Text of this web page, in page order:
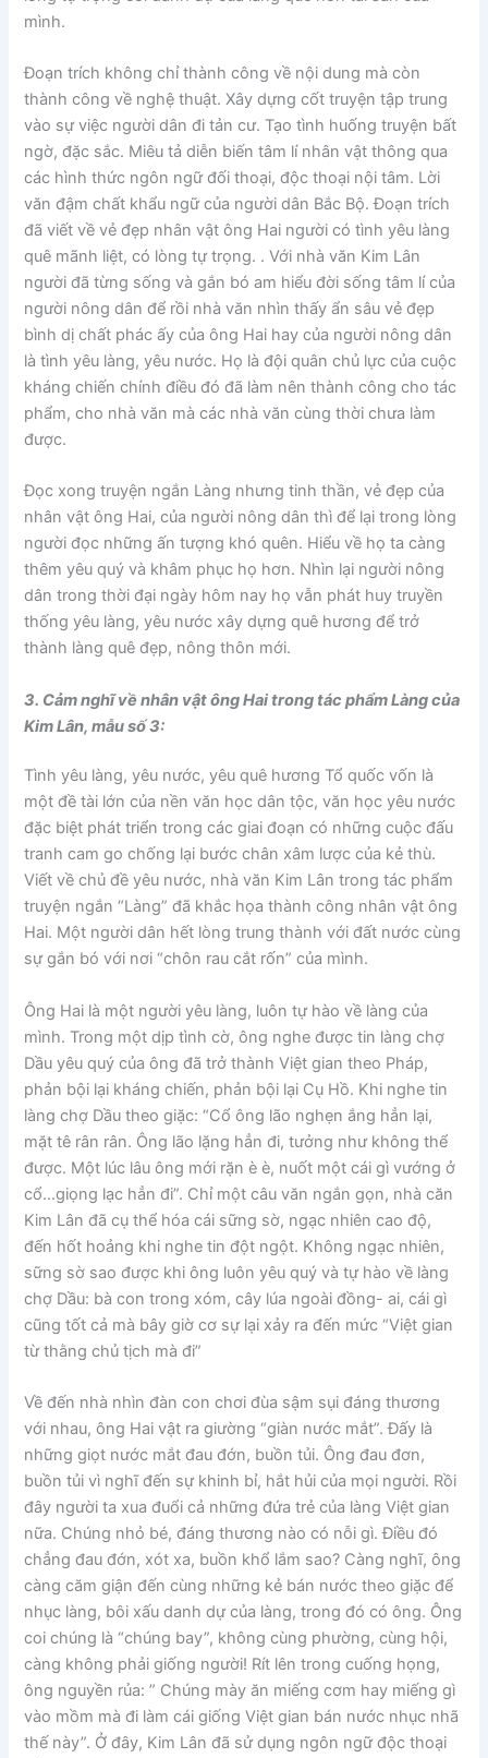
mình.
Đoạn trích không chỉ thành công về nội dung mà còn
thành công về nghệ thuật. Xây dựng cốt truyện tập trung
vào sự việc người dân đi tản cư. Tạo tình huống truyện bất
ngờ, đặc sắc. Miêu tả diễn biến tâm lí nhân vật thông qua
các hình thức ngôn ngữ đối thoại, độc thoại nội tâm. Lời
văn đậm chất khẩu ngữ của người dân Bắc Bộ. Đoạn trích
đã viết về vẻ đẹp nhân vật ông Hai người có tình yêu làng
quê mãnh liệt, có lòng tự trọng. . Với nhà văn Kim Lân
người đã từng sống và gắn bó am hiểu đời sống tâm lí của
người nông dân để rồi nhà văn nhìn thấy ẩn sâu vẻ đẹp
bình dị chất phác ấy của ông Hai hay của người nông dân
là tình yêu làng, yêu nước. Họ là đội quân chủ lực của cuộc
kháng chiến chính điều đó đã làm nên thành công cho tác
phẩm, cho nhà văn mà các nhà văn cùng thời chưa làm
được.
Đọc xong truyện ngắn Làng nhưng tinh thần, vẻ đẹp của
nhân vật ông Hai, của người nông dân thì để lại trong lòng
người đọc những ấn tượng khó quên. Hiểu về họ ta càng
thêm yêu quý và khâm phục họ hơn. Nhìn lại người nông
dân trong thời đại ngày hôm nay họ vẫn phát huy truyền
thống yêu làng, yêu nước xây dựng quê hương để trở
thành làng quê đẹp, nông thôn mới.
3. Cảm nghĩ về nhân vật ông Hai trong tác phẩm Làng của
Kim Lân, mẫu số 3:
Tình yêu làng, yêu nước, yêu quê hương Tổ quốc vốn là
một đề tài lớn của nền văn học dân tộc, văn học yêu nước
đặc biệt phát triển trong các giai đoạn có những cuộc đấu
tranh cam go chống lại bước chân xâm lược của kẻ thù.
Viết về chủ đề yêu nước, nhà văn Kim Lân trong tác phẩm
truyện ngắn “Làng” đã khắc họa thành công nhân vật ông
Hai. Một người dân hết lòng trung thành với đất nước cùng
sự gắn bó với nơi “chôn rau cắt rốn” của mình.
Ông Hai là một người yêu làng, luôn tự hào về làng của
mình. Trong một dịp tình cờ, ông nghe được tin làng chợ
Dầu yêu quý của ông đã trở thành Việt gian theo Pháp,
phản bội lại kháng chiến, phản bội lại Cụ Hồ. Khi nghe tin
làng chợ Dầu theo giặc: “Cổ ông lão nghẹn ắng hẳn lại,
mặt tê rân rân. Ông lão lặng hẳn đi, tưởng như không thể
được. Một lúc lâu ông mới rặn è è, nuốt một cái gì vướng ở
cổ…giọng lạc hẳn đi”. Chỉ một câu văn ngắn gọn, nhà căn
Kim Lân đã cụ thể hóa cái sững sờ, ngạc nhiên cao độ,
đến hốt hoảng khi nghe tin đột ngột. Không ngạc nhiên,
sững sờ sao được khi ông luôn yêu quý và tự hào về làng
chợ Dầu: bà con trong xóm, cây lúa ngoài đồng- ai, cái gì
cũng tốt cả mà bây giờ cơ sự lại xảy ra đến mức “Việt gian
từ thằng chủ tịch mà đi”
Về đến nhà nhìn đàn con chơi đùa sậm sụi đáng thương
với nhau, ông Hai vật ra giường “giàn nước mắt”. Đấy là
những giọt nước mắt đau đớn, buồn tủi. Ông đau đơn,
buồn tủi vì nghĩ đến sự khinh bỉ, hắt hủi của mọi người. Rồi
đây người ta xua đuổi cả những đứa trẻ của làng Việt gian
nữa. Chúng nhỏ bé, đáng thương nào có nỗi gì. Điều đó
chẳng đau đớn, xót xa, buồn khổ lắm sao? Càng nghĩ, ông
càng căm giận đến cùng những kẻ bán nước theo giặc để
nhục làng, bôi xấu danh dự của làng, trong đó có ông. Ông
coi chúng là “chúng bay”, không cùng phường, cùng hội,
càng không phải giống người! Rít lên trong cuống họng,
ông nguyền rủa: ” Chúng mày ăn miếng cơm hay miếng gì
vào mồm mà đi làm cái giống Việt gian bán nước nhục nhã
thế này”. Ở đây, Kim Lân đã sử dụng ngôn ngữ độc thoại